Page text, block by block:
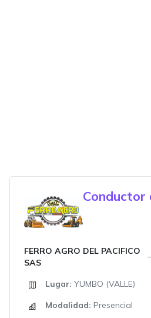
Conductor
FERRO AGRO DEL PACIFICO
SAS
Lugar: YUMBO (VALLE)
Modalidad: Presencial